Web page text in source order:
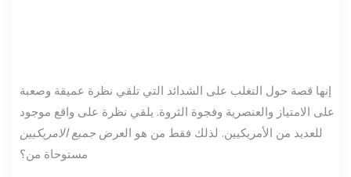
إنها قصة حول التغلب على الشدائد التي تلقي نظرة عميقة وصعبة
على الامتياز والعنصرية وفجوة الثروة. يلقي نظرة على واقع موجود
للعديد من الأمريكيين. لذلك فقط من هو العرض جميع الامريكيين
مستوحاة من؟